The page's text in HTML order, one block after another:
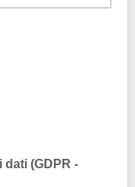
(GDPR -